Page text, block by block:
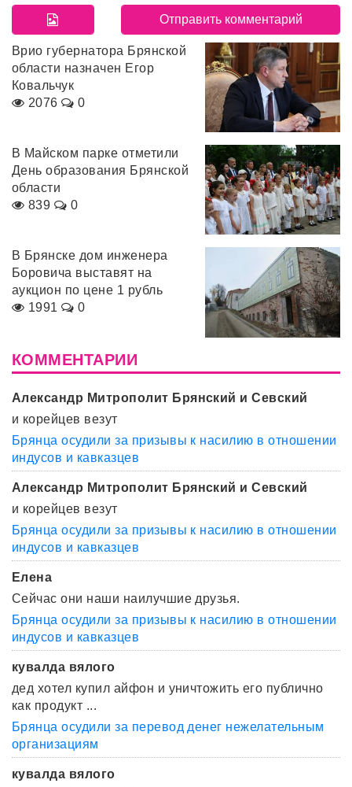
Врио губернатора Брянской
области назначен Егор
Ковальчук
2076
0
В Майском парке отметили
День образования Брянской
области
839
0
В Брянске дом инженера
Боровича выставят на
аукцион по цене 1 рубль
1991
0
КОММЕНТАРИИ
Александр Митрополит Брянский и Севский
и корейцев везут
Брянца осудили за призывы к насилию в отношении
индусов и кавказцев
Александр Митрополит Брянский и Севский
и корейцев везут
Брянца осудили за призывы к насилию в отношении
индусов и кавказцев
Елена
Сейчас они наши наилучшие друзья.
Брянца осудили за призывы к насилию в отношении
индусов и кавказцев
кувалда вялого
дед хотел купил айфон и уничтожить его публично
как продукт ...
Брянца осудили за перевод денег нежелательным
организациям
кувалда вялого